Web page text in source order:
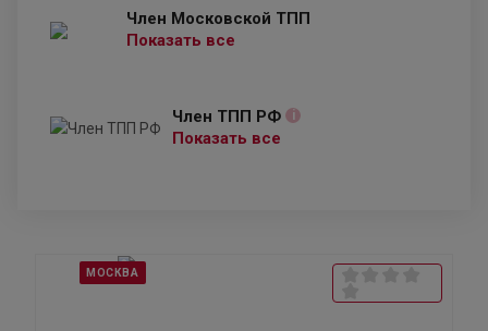
Член Московской ТПП
Показать все
Член ТПП РФ i
Показать все
МОСКВА